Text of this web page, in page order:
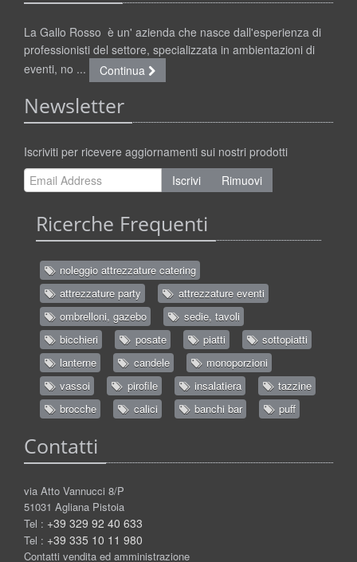
La Gallo Rosso è un' azienda che nasce dall'esperienza di
professionisti del settore, specializzata in ambientazioni di
eventi, no ...
Continua
Newsletter
Iscriviti per ricevere aggiornamenti sui nostri prodotti
Iscrivi
Rimuovi
Ricerche Frequenti
noleggio attrezzature catering
attrezzature party
attrezzature eventi
ombrelloni, gazebo
sedie, tavoli
bicchieri
posate piatti
sottopiatti
lanterne
candele
monoporzioni
vassoi
pirofile insalatiera
tazzine
brocche
calici banchi bar puff
Contatti
via Atto Vannucci 8/P
51031 Agliana Pistoia
Tel : +39 329 92 40 633
Tel : +39 335 10 11 980
Contatti vendita ed amministrazione